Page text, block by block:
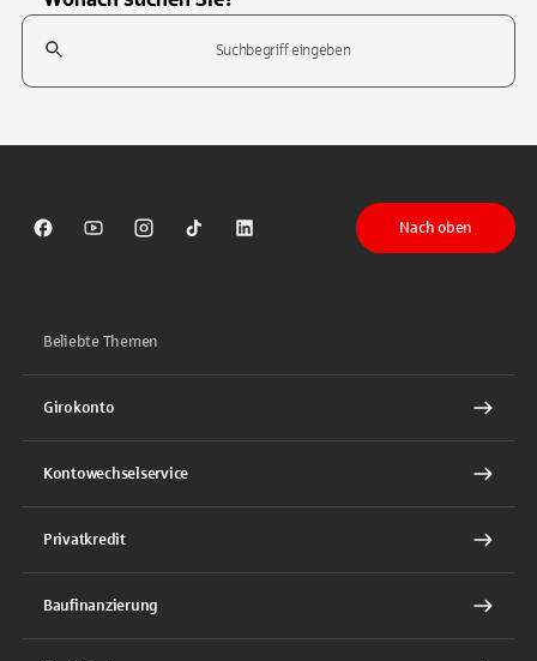
Suchfeld
Sparkasse auf Facebook
Sparkasse auf Youtube
Sparkasse auf Instagram
Sparkasse auf TikTok
Sparkasse auf LinkedIn
Nach oben
Beliebte Themen
Girokonto
Kontowechselservice
Privatkredit
Baufinanzierung